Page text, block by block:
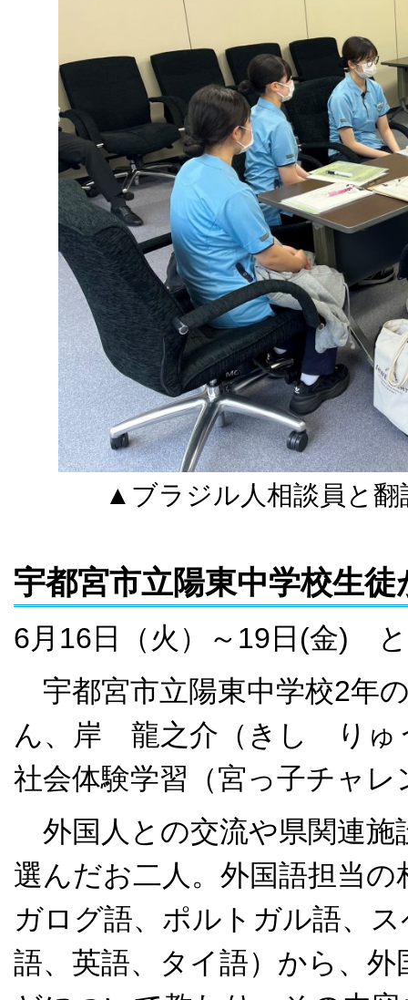
▲ブラジル人相談員と
宇都宮市立陽東中学校生
6月16日（火）～19日(金)
宇都宮市立陽東中学校2年
ん、岸 龍之介（きし りゅ
社会体験学習（宮っ子チャ
外国人との交流や県関連施
選んだお二人。外国語担当
ガログ語、ポルトガル語、
語、英語、タイ語）から、